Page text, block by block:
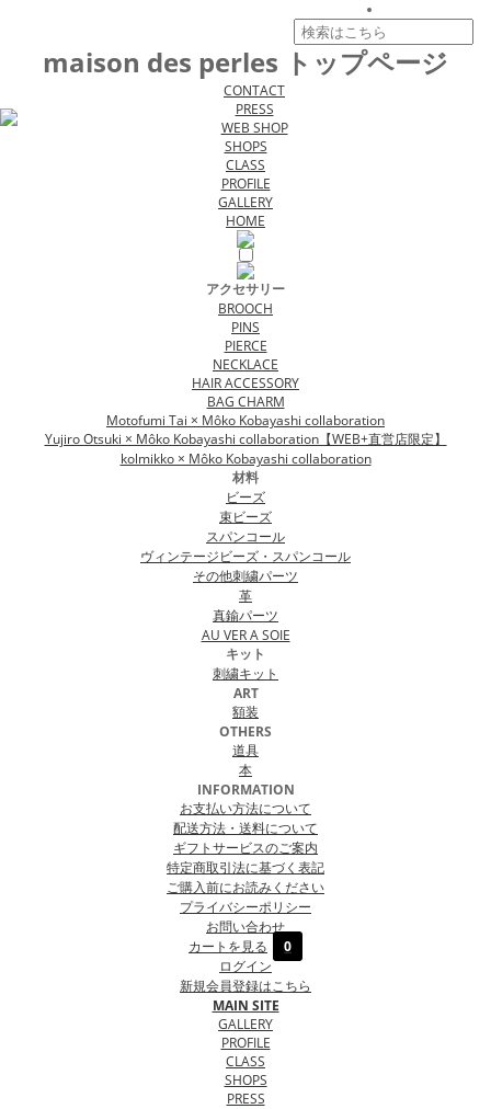
maison des perles トップページ
CONTACT
PRESS
WEB SHOP
SHOPS
CLASS
PROFILE
GALLERY
HOME
アクセサリー
BROOCH
PINS
PIERCE
NECKLACE
HAIR ACCESSORY
BAG CHARM
Motofumi Tai × Môko Kobayashi collaboration
Yujiro Otsuki × Môko Kobayashi collaboration【WEB+直営店限定】
kolmikko × Môko Kobayashi collaboration
材料
ビーズ
束ビーズ
スパンコール
ヴィンテージビーズ・スパンコール
その他刺繍パーツ
革
真鍮パーツ
AU VER A SOIE
キット
刺繍キット
ART
額装
OTHERS
道具
本
INFORMATION
お支払い方法について
配送方法・送料について
ギフトサービスのご案内
特定商取引法に基づく表記
ご購入前にお読みください
プライバシーポリシー
お問い合わせ
カートを見る
0
ログイン
新規会員登録はこちら
MAIN SITE
GALLERY
PROFILE
CLASS
SHOPS
PRESS